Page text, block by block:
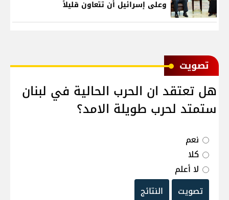
وعلى إسرائيل أن تتعاون قليلاً
ﺗﺼﻮﻳﺖ
هل تعتقد ان الحرب الحالية في لبنان
ستمتد لحرب طويلة الامد؟
نعم
كلا
لا أعلم
تصويت
النتائج